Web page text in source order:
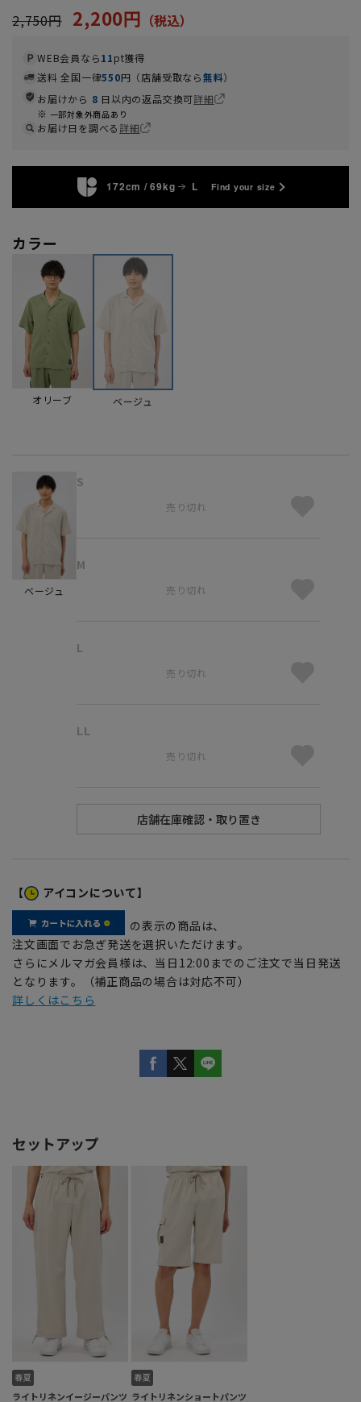
2,750円 2,200円
WEB会員なら11pt獲得
送料 全国一律550円（店舗受取なら無料）
お届けから 8 日以内の返品交換可詳細
一部対象外商品あり
お届け日を調べる詳細
172cm / 69kg L Find your size
カラー
オリーブ ベージュ
ベージュ
S
売り切れ
M
売り切れ
L
売り切れ
LL
売り切れ
【 アイコンについて】
の表示の商品は、
注文画面でお急ぎ発送を選択いただけます。
さらにメルマガ会員様は、当日12:00までのご注文で当日発送
となります。（補正商品の場合は対応不可）
詳しくはこちら